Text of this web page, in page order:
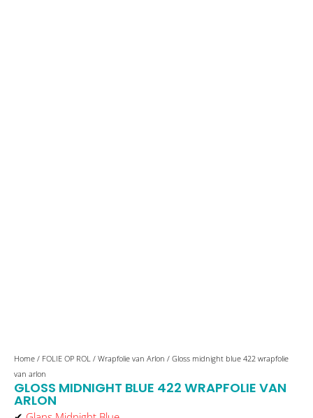
Home / FOLIE OP ROL / Wrapfolie van Arlon / Gloss midnight blue 422 wrapfolie
van arlon
GLOSS MIDNIGHT BLUE 422 WRAPFOLIE VAN
ARLON
Gloss
midnight
blue
422